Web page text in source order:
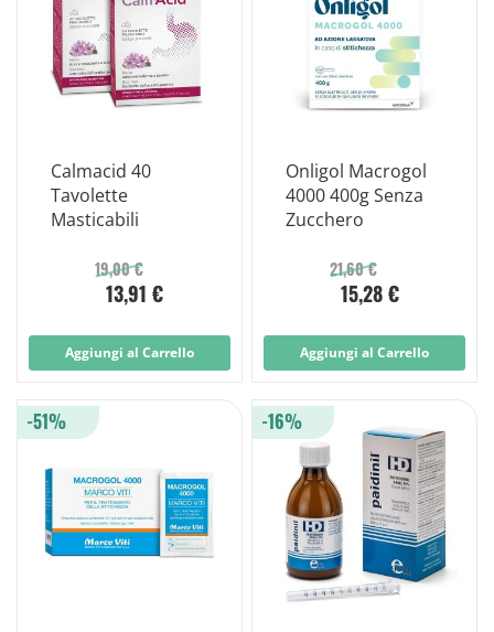
Calmacid 40
Tavolette
Masticabili
19,00 €
13,91 €
Aggiungi al Carrello
Onligol Macrogol
4000 400g Senza
Zucchero
21,60 €
15,28 €
Aggiungi al Carrello
-51% -16%